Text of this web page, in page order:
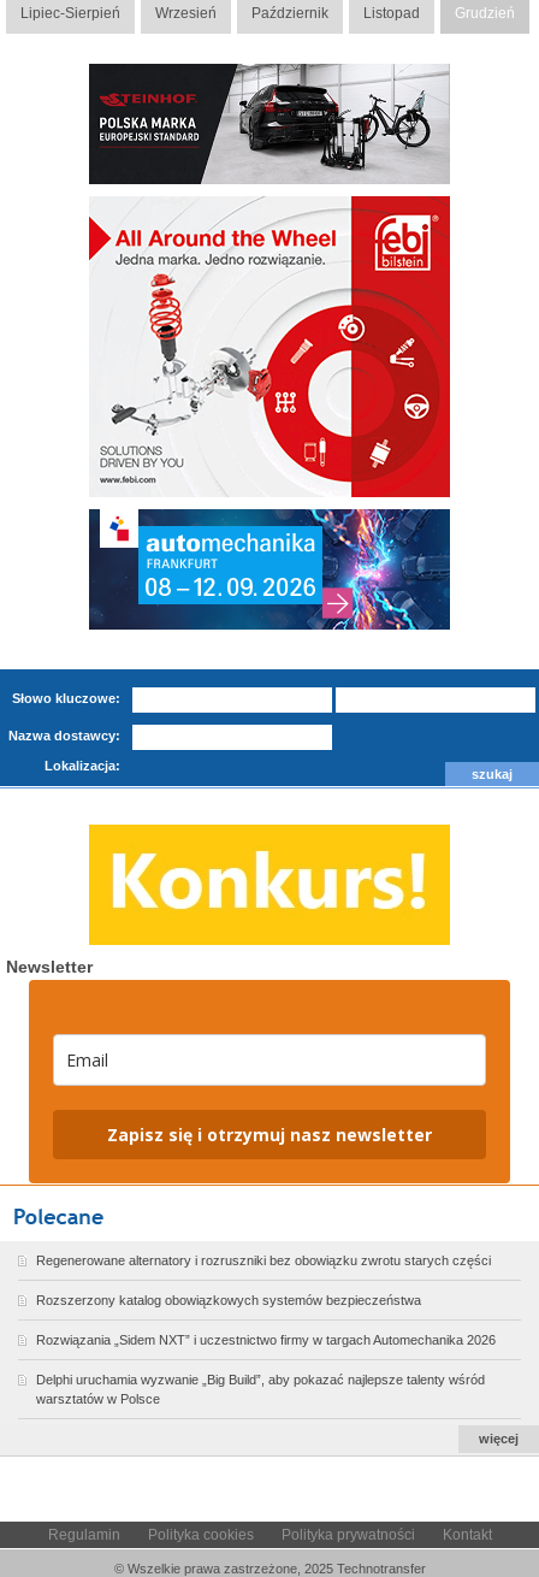
Lipiec-Sierpień Wrzesień Październik Listopad Grudzień
Słowo kluczowe:
Nazwa dostawcy:
Lokalizacja:
Newsletter
Zapisz się i otrzymuj nasz newsletter
Regenerowane alternatory i rozruszniki bez obowiązku zwrotu starych części
Rozszerzony katalog obowiązkowych systemów bezpieczeństwa
Rozwiązania „Sidem NXT” i uczestnictwo firmy w targach Automechanika 2026
Delphi uruchamia wyzwanie „Big Build”, aby pokazać najlepsze talenty wśród
warsztatów w Polsce
więcej
Regulamin Polityka cookies Polityka prywatności Kontakt
© Wszelkie prawa zastrzeżone, 2025 Technotransfer